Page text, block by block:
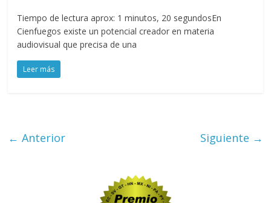
Tiempo de lectura aprox: 1 minutos, 20 segundosEn
Cienfuegos existe un potencial creador en materia
audiovisual que precisa de una
Leer más
← Anterior Siguiente →